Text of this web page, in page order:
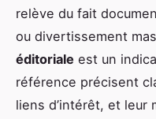
relève du fait
ou divertissement
éditoriale est un
référence précisent
liens d’intérêt, et leur